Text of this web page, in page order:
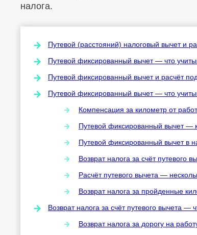
налога.
Путевой (расстояний) налоговый вычет и
Путевой фиксированный вычет — что
Путевой фиксированный вычет и расчёт
Путевой фиксированный вычет — что
Компенсация за километр от
Путевой фиксированный вычет —
Путевой фиксированный вычет в
Возврат налога за счёт
Расчёт путевого вычета —
Возврат налога за пройденные
Возврат налога за счёт путевого вычета —
Возврат налога за дорогу на